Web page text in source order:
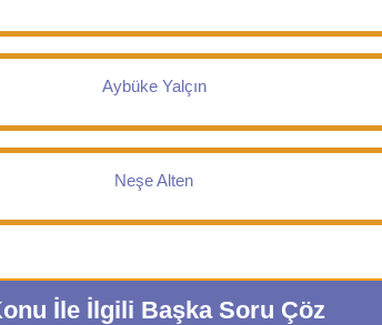
Aybüke Yalçın
Neşe Alten
İle İlgili Başka Soru Çöz